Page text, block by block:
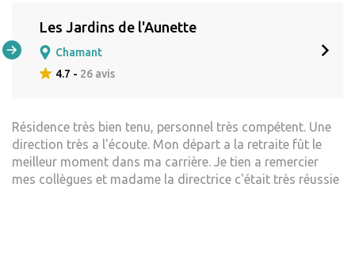
Les Jardins de l'Aunette
Chamant
4.7 - 26 avis
Résidence très bien tenu, personnel très compétent. Une
direction très a l'écoute. Mon départ a la retraite fût le
meilleur moment dans ma carrière. Je tien a remercier
mes collègues et madame la directrice c'était très réussie